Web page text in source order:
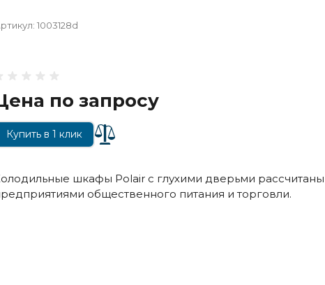
1003128d
по запросу
Купить в 1 клик
шкафы Polair с глухими дверьми
общественного питания и торговли.